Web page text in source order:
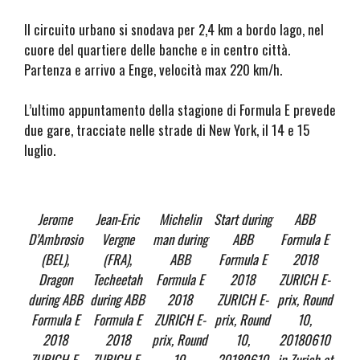
Il circuito urbano si snodava per 2,4 km a bordo lago, nel
cuore del quartiere delle banche e in centro città.
Partenza e arrivo a Enge, velocità max 220 km/h.
L’ultimo appuntamento della stagione di Formula E prevede
due gare, tracciate nelle strade di New York, il 14 e 15
luglio.
Jerome
D’Ambrosio
(BEL),
Dragon
during ABB
Formula E
2018
Jean-Eric
Vergne
(FRA),
Techeetah
during ABB
Formula E
2018
Michelin
man during
ABB
Formula E
2018
ZURICH E-
prix, Round
Start during
ABB
Formula E
2018
ZURICH E-
prix, Round
10,
ABB
Formula E
2018
ZURICH E-
prix, Round
10,
20180610